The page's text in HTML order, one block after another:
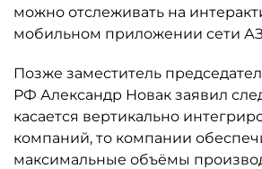
можно отслеживать на
мобильном приложении сети
Позже заместитель
РФ Александр Новак заявил
касается вертикально
компаний, то компании
максимальные объёмы